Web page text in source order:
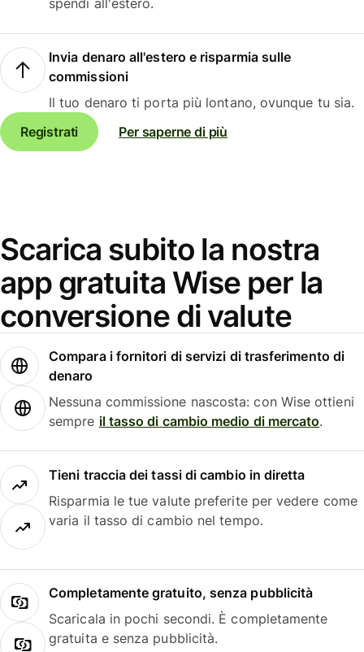
spendi all'estero.
Invia denaro all'estero e risparmia sulle
commissioni
Il tuo denaro ti porta più lontano, ovunque tu sia.
Registrati
Per saperne di più
Scarica subito la nostra
app gratuita Wise per la
conversione di valute
Compara i fornitori di servizi di trasferimento di
denaro
Nessuna commissione nascosta: con Wise ottieni
sempre il tasso di cambio medio di mercato.
Tieni traccia dei tassi di cambio in diretta
Risparmia le tue valute preferite per vedere come
varia il tasso di cambio nel tempo.
Completamente gratuito, senza pubblicità
Scaricala in pochi secondi. È completamente
gratuita e senza pubblicità.